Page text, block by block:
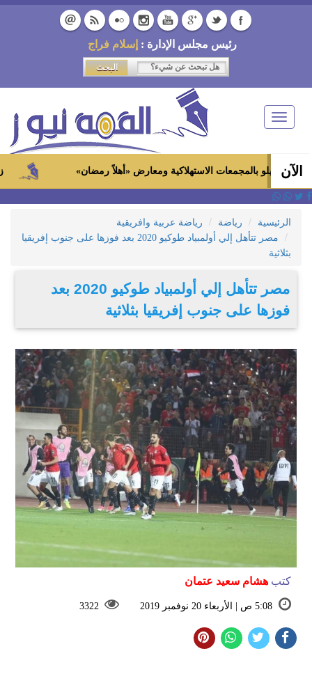
رئيس مجلس الإدارة : إسلام فراج
Toggle
navigation
الآن زاهي
الرئيسية رياضة
رياضة عربية وافريقية
مصر تتأهل إلي أولمبياد طوكيو 2020 بعد فوزها على جنوب إفريقيا
بثلاثية
مصر تتأهل إلي أولمبياد طوكيو 2020 بعد
فوزها على جنوب إفريقيا بثلاثية
كتب هشام سعيد عتمان
5:08 ص | الأربعاء 20 نوفمبر 2019 3322